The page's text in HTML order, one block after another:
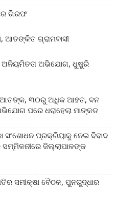
ଗିରଫ
ଆତଙ୍କିତ ଗ୍ରାମବାସୀ
ଅନିୟମିତତା ଅଭିଯୋଗ, ଧୁଷୁରି
ଆତଙ୍କ, ୩୦ରୁ ଅଧିକ ଆହତ, ବନ
ପରେ ଧରାହେଲା ମାଙ୍କଡ
ପ୍ରକ୍ରିୟାକୁ ନେଇ ବିବାଦ
ଜିଲ୍ଲାପାଳଙ୍କ
ସମୀକ୍ଷା ବୈଠକ, ପୁନରୁଦ୍ଧାର